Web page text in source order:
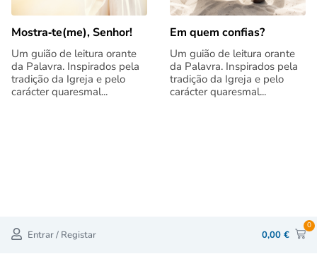
Mostra‑te(me), Senhor!
Um guião de leitura orante
da Palavra. Inspirados pela
tradição da Igreja e pelo
carácter quaresmal...
Em quem confias?
Um guião de leitura orante
da Palavra. Inspirados pela
tradição da Igreja e pelo
carácter quaresmal...
Entrar / Registar 0,00 €
0